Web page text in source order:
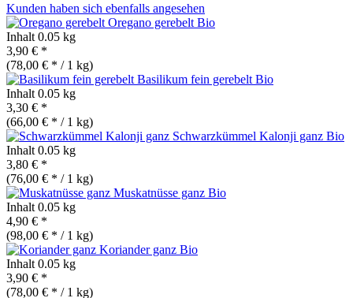
Kunden haben sich ebenfalls angesehen
Oregano gerebelt Bio
Inhalt 0.05 kg
3,90 € *
(78,00 € * / 1 kg)
Basilikum fein gerebelt Bio
Inhalt 0.05 kg
3,30 € *
(66,00 € * / 1 kg)
Schwarzkümmel Kalonji ganz Bio
Inhalt 0.05 kg
3,80 € *
(76,00 € * / 1 kg)
Muskatnüsse ganz Bio
Inhalt 0.05 kg
4,90 € *
(98,00 € * / 1 kg)
Koriander ganz Bio
Inhalt 0.05 kg
3,90 € *
(78,00 € * / 1 kg)